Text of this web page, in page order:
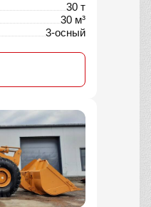
30 т
30 м³
3-осный